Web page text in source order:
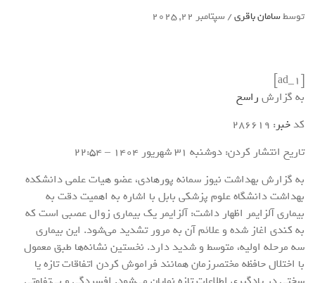
توسطسامان باقری/سپتامبر 22, 2025
[ad_1]
به گزارش راسخ
کدخبر: 286619
تاریخ انتشار کردن: دوشنبه 31 شهريور 1404 – 22:54
به گزارش بهداشت نیوز سمانه پورهادی، عضو هیات علمی دانشکده
بهداشت دانشگاه علوم پزشکی بابل با اشاره به اهمیت دقت به
بیماری آلزایمر اظهار داشت: آلزایمر یک بیماری زوال عصبی است که
به کندی اغاز شده و علائم آن به مرور تشدید می‌شود. این بیماری
سه مرحله اولیه، متوسط و شدید دارد. نخستین نشانه‌ها طبق معمول
با اختلال حافظه مختصر‌زمان همانند فراموش کردن اتفاقات تازه یا